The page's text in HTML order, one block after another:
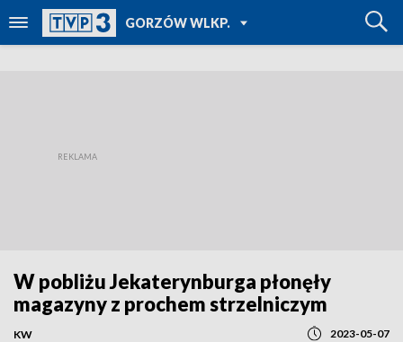
GORZÓW WLKP.
TVP REGIONY
W pobliżu Jekaterynburga płonęły
magazyny z prochem strzelniczym
KW 2023-05-07